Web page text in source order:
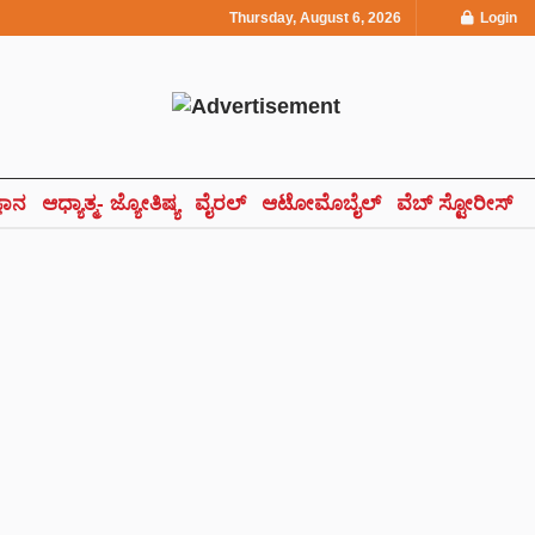
Thursday, August 6, 2026 Login
ಆಧ್ಯಾತ್ಮ- ಜ್ಯೋತಿಷ್ಯ ವೈರಲ್ ಆಟೋಮೊಬೈಲ್ ವೆಬ್ ಸ್ಟೋರೀಸ್